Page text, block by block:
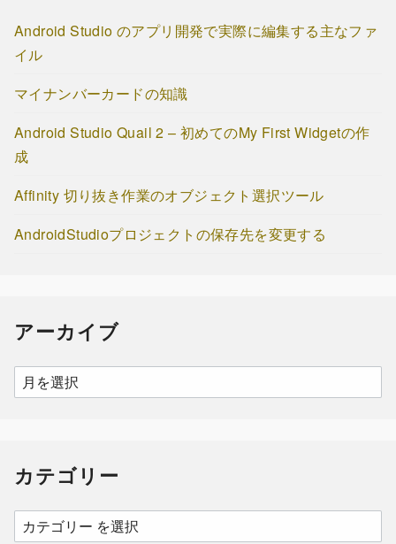
Android Studio のアプリ開発で実際に編集する主なファ
イル
マイナンバーカードの知識
Android Studio Quail 2 – 初めてのMy First Widgetの作
成
Affinity 切り抜き作業のオブジェクト選択ツール
AndroidStudioプロジェクトの保存先を変更する
アーカイブ
ア
ー
ブ
カテゴリー
カ